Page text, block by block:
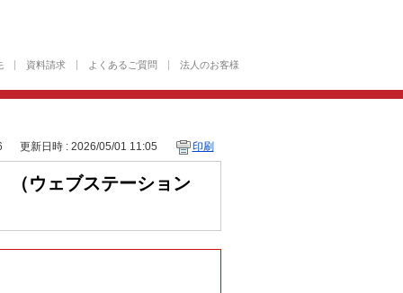
資料請求 よくあるご質問 法人のお客様
更新日時 : 2026/05/01 11:05 印刷
（ウェブステーション